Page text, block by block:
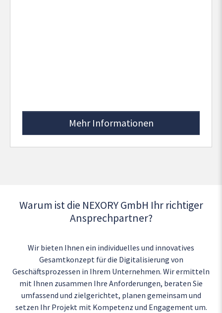
Mehr Informationen
Warum ist die NEXORY GmbH Ihr richtiger
Ansprechpartner?
Wir bieten Ihnen ein individuelles und innovatives
Gesamtkonzept für die Digitalisierung von
Geschäftsprozessen in Ihrem Unternehmen. Wir ermitteln
mit Ihnen zusammen Ihre Anforderungen, beraten Sie
umfassend und zielgerichtet, planen gemeinsam und
setzen Ihr Projekt mit Kompetenz und Engagement um.